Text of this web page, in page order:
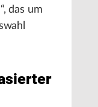
das um